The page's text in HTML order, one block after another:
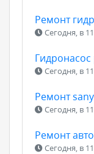
Ремонт
Сегодня, в
Сегодня, в
Ремонт
Сегодня, в
Ремонт
Сегодня, в